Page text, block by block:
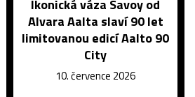
Ikonická váza Savoy od
Alvara Aalta slaví 90 let
limitovanou edicí Aalto 90
City
10. července 2026